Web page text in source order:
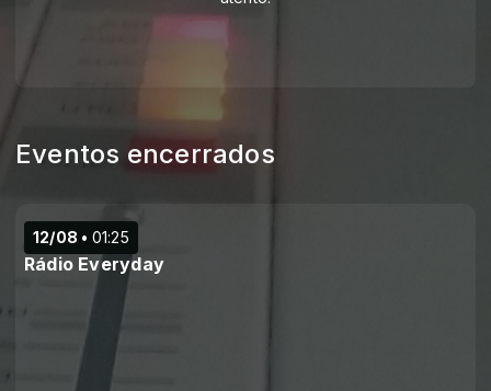
Eventos encerrados
12/08 01:25
Rádio Everyday